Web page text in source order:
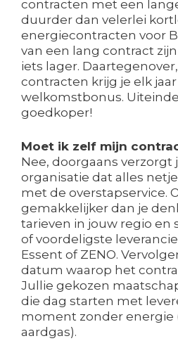
contracten met een
duurder dan velerlei
energiecontracten voor
van een lang contract
iets lager.
contracten krijg je elk
welkomstbonus.
goedkoper!
Moet ik zelf mijn
Nee, doorgaans verzorgt
organisatie dat alles
met de overstapservice.
gemakkelijker dan je
tarieven in jouw regio en
of voordeligste
Essent of ZENO.
datum waarop het
Jullie gekozen
die dag starten met
moment zonder energie
aardgas).